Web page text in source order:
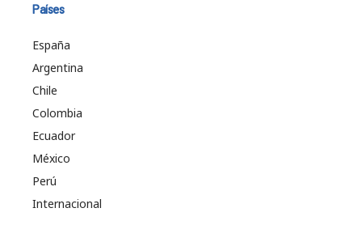
Países
España
Argentina
Chile
Colombia
Ecuador
México
Perú
Internacional